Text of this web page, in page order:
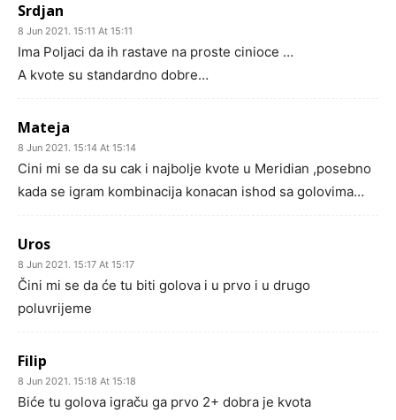
Srdjan
8 Jun 2021. 15:11 At 15:11
Ima Poljaci da ih rastave na proste cinioce …
A kvote su standardno dobre…
Mateja
8 Jun 2021. 15:14 At 15:14
Cini mi se da su cak i najbolje kvote u Meridian ,posebno
kada se igram kombinacija konacan ishod sa golovima…
Uros
8 Jun 2021. 15:17 At 15:17
Čini mi se da će tu biti golova i u prvo i u drugo
poluvrijeme
Filip
8 Jun 2021. 15:18 At 15:18
Biće tu golova igraču ga prvo 2+ dobra je kvota